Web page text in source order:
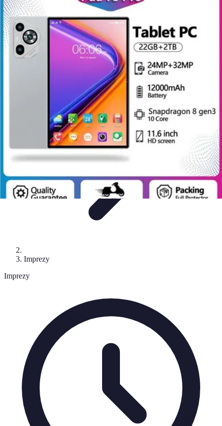
Zabawa i Rozrywka
Imprezy i PrzyjęciaZabawy dla dzieciZabawy na świeżym
powietrzu
Organizacja imprez Zabawy i Gry
Zabawa i Rozrywka
Imprezy
Imprezy